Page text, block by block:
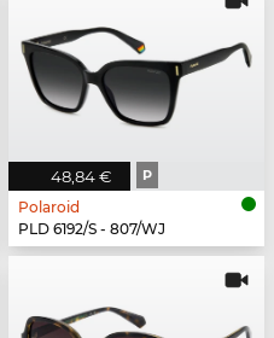
48,84 € P
Polaroid
PLD 6192/S - 807/WJ